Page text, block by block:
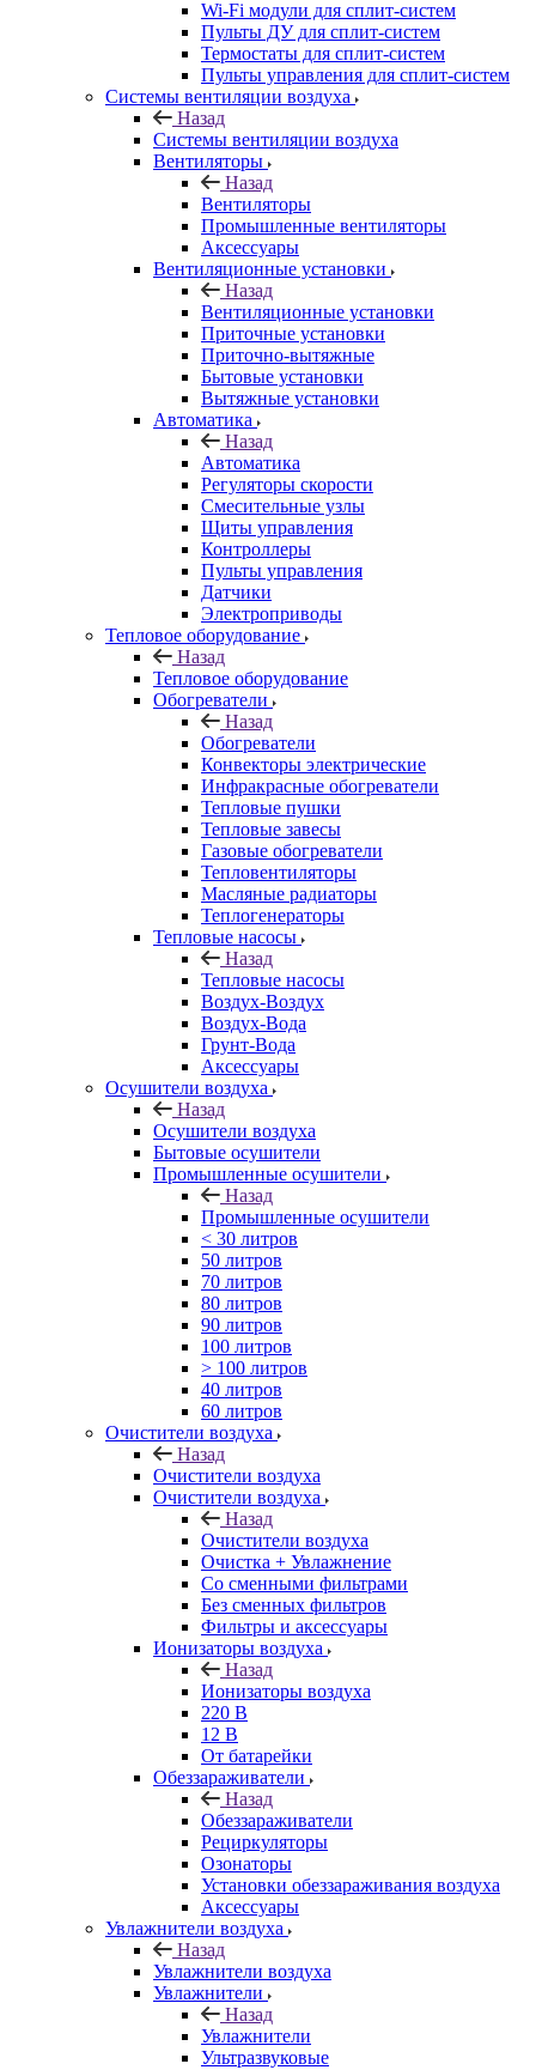
Wi-Fi модули для сплит-систем
Пульты ДУ для сплит-систем
Термостаты для сплит-систем
Пульты управления для сплит-систем
Системы вентиляции воздуха
Назад
Системы вентиляции воздуха
Вентиляторы
Назад
Вентиляторы
Промышленные вентиляторы
Аксессуары
Вентиляционные установки
Назад
Вентиляционные установки
Приточные установки
Приточно-вытяжные
Бытовые установки
Вытяжные установки
Автоматика
Назад
Автоматика
Регуляторы скорости
Смесительные узлы
Щиты управления
Контроллеры
Пульты управления
Датчики
Электроприводы
Тепловое оборудование
Назад
Тепловое оборудование
Обогреватели
Назад
Обогреватели
Конвекторы электрические
Инфракрасные обогреватели
Тепловые пушки
Тепловые завесы
Газовые обогреватели
Тепловентиляторы
Масляные радиаторы
Теплогенераторы
Тепловые насосы
Назад
Тепловые насосы
Воздух-Воздух
Воздух-Вода
Грунт-Вода
Аксессуары
Осушители воздуха
Назад
Осушители воздуха
Бытовые осушители
Промышленные осушители
Назад
Промышленные осушители
< 30 литров
50 литров
70 литров
80 литров
90 литров
100 литров
> 100 литров
40 литров
60 литров
Очистители воздуха
Назад
Очистители воздуха
Очистители воздуха
Назад
Очистители воздуха
Очистка + Увлажнение
Cо сменными фильтрами
Без сменных фильтров
Фильтры и аксессуары
Ионизаторы воздуха
Назад
Ионизаторы воздуха
220 В
12 В
От батарейки
Обеззараживатели
Назад
Обеззараживатели
Рециркуляторы
Озонаторы
Установки обеззараживания воздуха
Аксессуары
Увлажнители воздуха
Назад
Увлажнители воздуха
Увлажнители
Назад
Увлажнители
Ультразвуковые